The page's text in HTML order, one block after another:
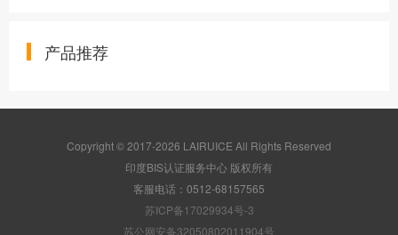
产品推荐
Copyright © 2017-2026 LAIRUICE All Rights Reserved
印度BIS认证服务中心 版权所有
客服电话：0512-68157565
苏ICP备17029934号-3
苏公网安备32050802011904号